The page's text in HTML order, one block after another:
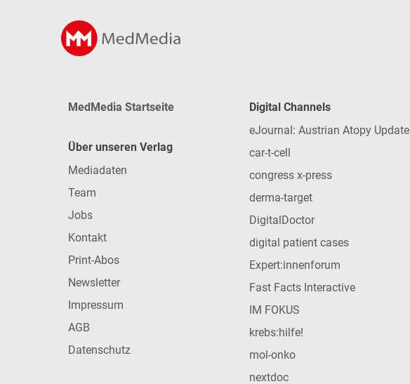
MedMedia Startseite
Über unseren Verlag
Mediadaten
Team
Jobs
Kontakt
Print-Abos
Newsletter
Impressum
AGB
Datenschutz
Digital Channels
eJournal: Austrian Atopy Update
car-t-cell
congress x-press
derma-target
DigitalDoctor
digital patient cases
Expert:innenforum
Fast Facts Interactive
IM FOKUS
krebs:hilfe!
mol-onko
nextdoc